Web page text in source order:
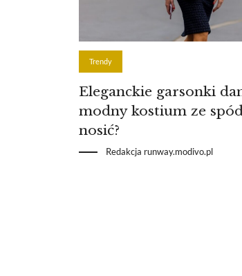
Trendy
Eleganckie garsonki
modny kostium ze
nosić?
Redakcja runway.modivo.pl